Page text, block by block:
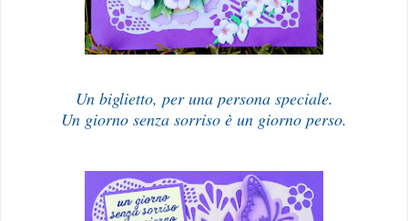
Un biglietto, per una persona speciale.
Un giorno senza sorriso è un giorno perso.